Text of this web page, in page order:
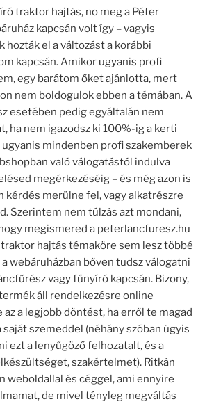
traktor hajtás, no meg a Péter
kapcsán volt így – vagyis
hozták el a változást a korábbi
kapcsán. Amikor ugyanis profi
egy barátom őket ajánlotta, mert
nem boldogulok ebben a témában. A
esetében pedig egyáltalán nem
ha nem igazodsz ki 100%-ig a kerti
mindenben profi szakemberek
való válogatástól indulva
megérkezéséig – és még azon is
kérdés merülne fel, vagy alkatrészre
Szerintem nem túlzás azt mondani,
megismered a peterlancfuresz.hu
hajtás témaköre sem lesz többé
webáruházban bőven tudsz válogatni
vagy fűnyíró kapcsán. Bizony,
áll rendelkezésre online
az a legjobb döntést, ha erről te magad
saját szemeddel (néhány szóban úgyis
ezt a lenyűgöző felhozatalt, és a
szakértelmet). Ritkán
weboldallal és céggel, ami ennyire
de mivel tényleg megváltás